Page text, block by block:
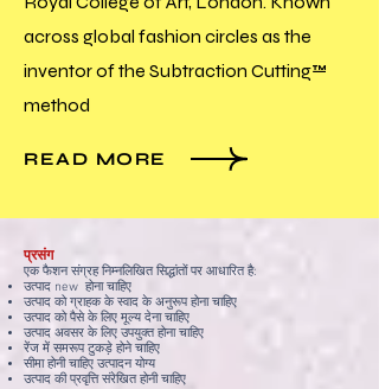
across global fashion circles as the
inventor of the Subtraction Cutting™
method
READ MORE
प्रसंग
एक फैशन संग्रह निम्नलिखित सिद्धांतों पर आधारित है:
उत्पाद new होना चाहिए
उत्पाद को ग्राहक के स्वाद के अनुरूप होना चाहिए
उत्पाद को पैसे के लिए मूल्य देना चाहिए
उत्पाद अवसर के लिए उपयुक्त होना चाहिए
रेंज में समरूप टुकड़े होने चाहिए
सीमा होनी चाहिए उत्पादन योग्य
उत्पाद की प्रवृत्ति संरेखित होनी चाहिए